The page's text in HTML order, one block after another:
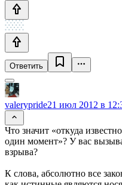
Ответить
valerypride21 июл 2012 в
Что значит «откуда
один момент»? У вас
взрыва?
К слова, абсолютно все